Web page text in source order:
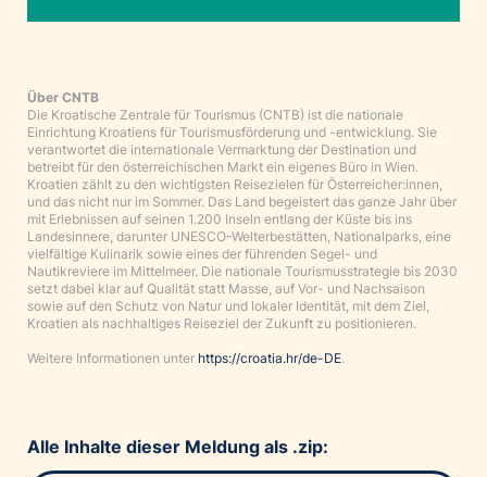
Über CNTB
Die Kroatische Zentrale für Tourismus (CNTB) ist die nationale
Einrichtung Kroatiens für Tourismusförderung und -entwicklung. Sie
verantwortet die internationale Vermarktung der Destination und
betreibt für den österreichischen Markt ein eigenes Büro in Wien.
Kroatien zählt zu den wichtigsten Reisezielen für Österreicher:innen,
und das nicht nur im Sommer. Das Land begeistert das ganze Jahr über
mit Erlebnissen auf seinen 1.200 Inseln entlang der Küste bis ins
Landesinnere, darunter UNESCO-Welterbestätten, Nationalparks, eine
vielfältige Kulinarik sowie eines der führenden Segel- und
Nautikreviere im Mittelmeer. Die nationale Tourismusstrategie bis 2030
setzt dabei klar auf Qualität statt Masse, auf Vor- und Nachsaison
sowie auf den Schutz von Natur und lokaler Identität, mit dem Ziel,
Kroatien als nachhaltiges Reiseziel der Zukunft zu positionieren.
Weitere Informationen unter https://croatia.hr/de-DE.
Alle Inhalte dieser Meldung als .zip: